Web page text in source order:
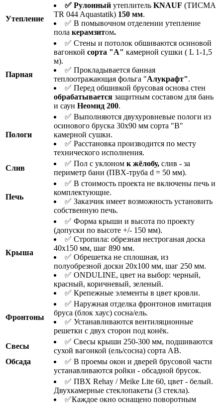
Утепление
✅ Рулонный утеплитель KNAUF (ТИСМА
TR 044 Aquastatik) 150 мм.
✅ В помывочном отделении утепление
пола керамзитом.
Парная
✅ Стены и потолок обшиваются осиновой
вагонкой сорта "А" камерной сушки ( L 1-1,5
м).
✅ Прокладывается банная
теплоотражающая фольга "Алукрафт".
✅ Перед обшивкой брусовая основа стен
обрабатывается защитным составом для бань
и саун Неомид 200.
Пологи
✅ Выполняются двухуровневые пологи из
осинового бруска 30х90 мм сорта "В"
камерной сушки.
✅ Расстановка производится по месту
технического исполнения.
Слив
✅ Пол с уклоном к жёлобу, слив - за
периметр бани (ПВХ-труба d = 50 мм).
Печь
✅ В стоимость проекта не включены печь и
комплектующие.
✅ Заказчик имеет возможность установить
собственную печь.
Крыша
✅ Форма крыши и высота по проекту
(допуски по высоте +/- 150 мм).
✅ Стропила: обрезная нестроганая доска
40х150 мм, шаг 890 мм.
✅ Обрешетка не сплошная, из
полуобрезной доски 20х100 мм, шаг 250 мм.
✅ ONDULINE, цвет на выбор: черный,
красный, коричневый, зеленый.
✅ Крепежные элементы в цвет кровли.
Фронтоны
✅ Наружная отделка фронтонов имитация
бруса (блок хаус) сосна/ель.
✅ Устанавливаются вентиляционные
решетки с двух сторон под конёк.
Свесы
✅ Свесы крыши 250-300 мм, подшиваются
сухой вагонкой (ель/сосна) сорта АВ.
Обсада
✅ В проемы окон и дверей брусовой части
устанавливаются ройки - обсадной брусок.
✅ ПВХ Rehay / Meike Lite 60, цвет - белый.
Двухкамерные стеклопакеты (3 стекла).
✅Каждое окно оснащено поворотным